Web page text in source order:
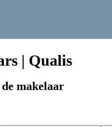
| Qualis
makelaar